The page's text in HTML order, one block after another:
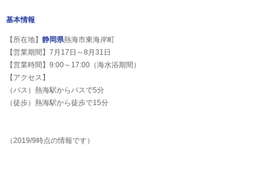
基本情報
【所在地】 静岡県熱海市東海岸町
【営業期間】7月17日～8月31日
【営業時間】9:00～17:00（海水浴期間）
【アクセス】
（バス）熱海駅からバスで5分
（徒歩）熱海駅から徒歩で15分
（2019/9時点の情報です）